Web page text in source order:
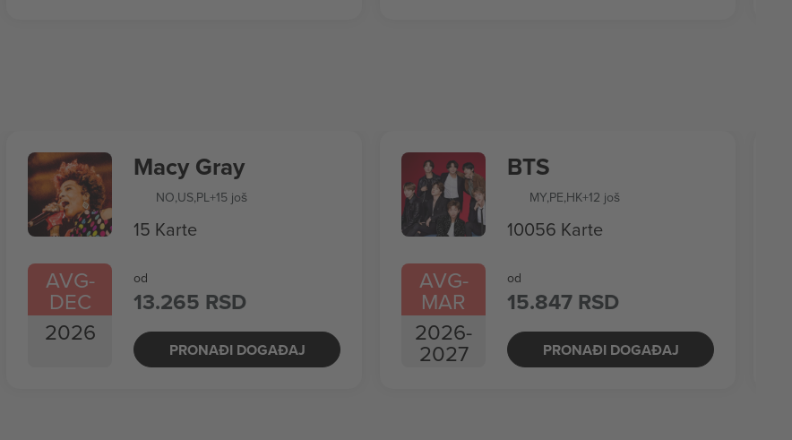
AVG-
DEC
2026
Macy Gray
NO,US,PL+15 još
15 Karte
od
13.265 RSD
PRONAĐI DOGAĐAJ
AVG-
MAR
2026-
2027
BTS
MY,PE,HK+12 još
10056 Karte
od
15.847 RSD
PRONAĐI DOGAĐAJ